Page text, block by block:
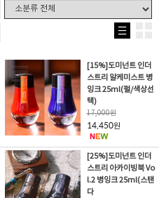
[15%]도미넌트 인더
스트리 알케미스트 병
잉크 25ml(펄/색상선
택)
17,000원
14,450원
[25%]도미넌트 인더
스트리 아카이빙북 Vo
l.2 병잉크 25ml(스탠
다